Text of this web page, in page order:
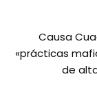
Causa
«prácticas
de